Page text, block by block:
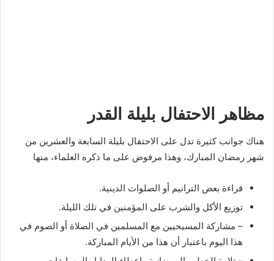
مظاهر الاحتفال بليلة القدر
هناك جوانب كثيرة تدل على الاحتفال بليلة السابعة والعشرين من
شهر رمضان المبارك، وهذا مرفوض على ما ذكره العلماء، منها
قراءة بعض الترانيم أو الصلوات الدينية.
توزيع الأكل والشرب على المؤمنين في تلك الليلة.
– مشاركة المسيحيين مع المسلمين في الصلاة أو الصوم في
هذا اليوم باعتبار أن هذا من الأيام المباركة.